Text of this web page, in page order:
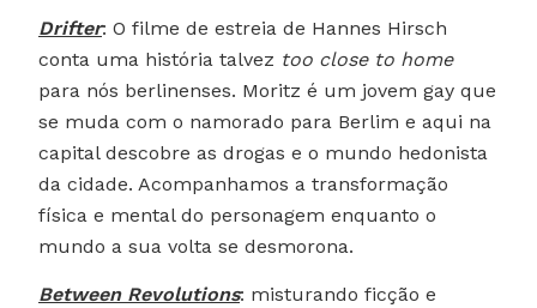
Drifter: O filme de estreia de Hannes Hirsch
conta uma história talvez too close to home
para nós berlinenses. Moritz é um jovem gay que
se muda com o namorado para Berlim e aqui na
capital descobre as drogas e o mundo hedonista
da cidade. Acompanhamos a transformação
física e mental do personagem enquanto o
mundo a sua volta se desmorona.
Between Revolutions: misturando ficção e